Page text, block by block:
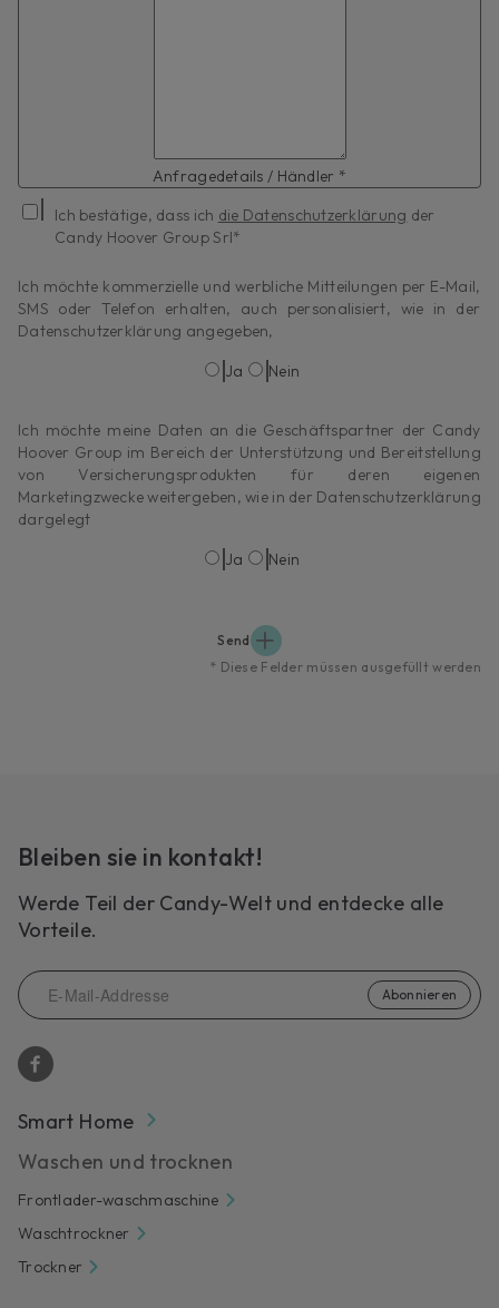
Anfragedetails / Händler *
Ich bestätige, dass ich die Datenschutzerklärung der
Candy Hoover Group Srl*
Ich möchte kommerzielle und werbliche Mitteilungen per E-Mail,
SMS oder Telefon erhalten, auch personalisiert, wie in der
Datenschutzerklärung angegeben,
Ja
Nein
Ich möchte meine Daten an die Geschäftspartner der Candy
Hoover Group im Bereich der Unterstützung und Bereitstellung
von Versicherungsprodukten für deren eigenen
Marketingzwecke weitergeben, wie in der Datenschutzerklärung
dargelegt
Ja
Nein
Send
* Diese Felder müssen ausgefüllt werden
Bleiben sie in kontakt!
Werde Teil der Candy-Welt und entdecke alle
Vorteile.
Abonnieren
Smart Home
Waschen und trocknen
Frontlader-waschmaschine
Waschtrockner
Trockner